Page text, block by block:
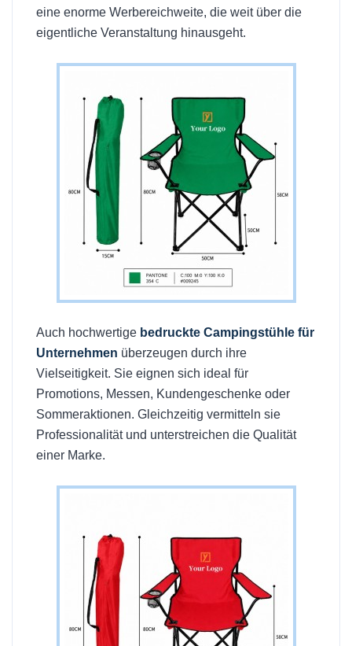
eine enorme Werbereichweite, die weit über die
eigentliche Veranstaltung hinausgeht.
Auch hochwertige bedruckte Campingstühle für
Unternehmen überzeugen durch ihre
Vielseitigkeit. Sie eignen sich ideal für
Promotions, Messen, Kundengeschenke oder
Sommeraktionen. Gleichzeitig vermitteln sie
Professionalität und unterstreichen die Qualität
einer Marke.